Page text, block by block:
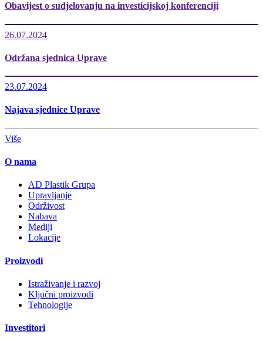
Obavijest o sudjelovanju na investicijskoj konferenciji
26.07.2024
Održana sjednica Uprave
23.07.2024
Najava sjednice Uprave
Više
O nama
AD Plastik Grupa
Upravljanje
Održivost
Nabava
Mediji
Lokacije
Proizvodi
Istraživanje i razvoj
Ključni proizvodi
Tehnologije
Investitori